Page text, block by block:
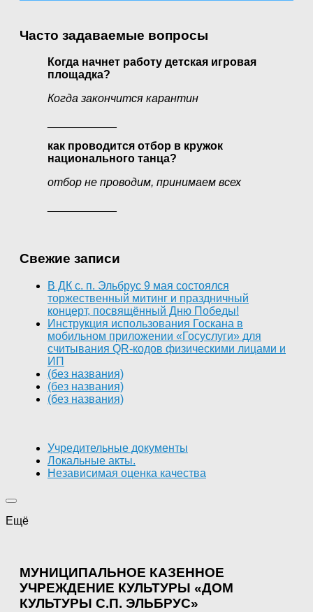
Часто задаваемые вопросы
Когда начнет работу детская игровая
площадка?
Когда закончится карантин
как проводится отбор в кружок
национального танца?
отбор не проводим, принимаем всех
Свежие записи
В ДК с. п. Эльбрус 9 мая состоялся
торжественный митинг и праздничный
концерт, посвящённый Дню Победы!
Инструкция использования Госкана в
мобильном приложении «Госуслуги» для
считывания QR-кодов физическими лицами и
ИП
(без названия)
(без названия)
(без названия)
Учредительные документы
Локальные акты.
Независимая оценка качества
Ещё
МУНИЦИПАЛЬНОЕ КАЗЕННОЕ
УЧРЕЖДЕНИЕ КУЛЬТУРЫ «ДОМ
КУЛЬТУРЫ С.П. ЭЛЬБРУС»